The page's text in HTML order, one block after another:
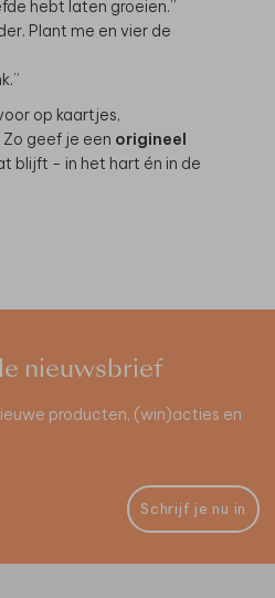
hebt laten groeien.”
Plant me en vier de
op kaartjes,
geef je een origineel
blijft - in het hart én in de
nieuwsbrief
producten, (win)acties en
Schrijf je nu in